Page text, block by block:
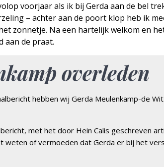
voorjaar als ik bij Gerda aan de bel
– achter aan de poort klop heb ik
zonnetje. Na een hartelijk welkom en
aan de praat.
overleden
hebben wij Gerda Meulenkamp-de
met het door Hein Calis geschreven
weten of vermoeden dat Gerda er bij het